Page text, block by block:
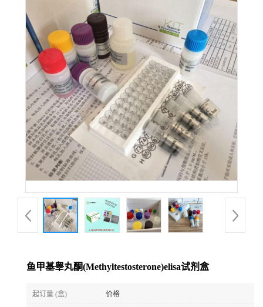
鱼甲基睾丸酮(Methyltestosterone)elisa试剂盒
起订量 (盒) 价格